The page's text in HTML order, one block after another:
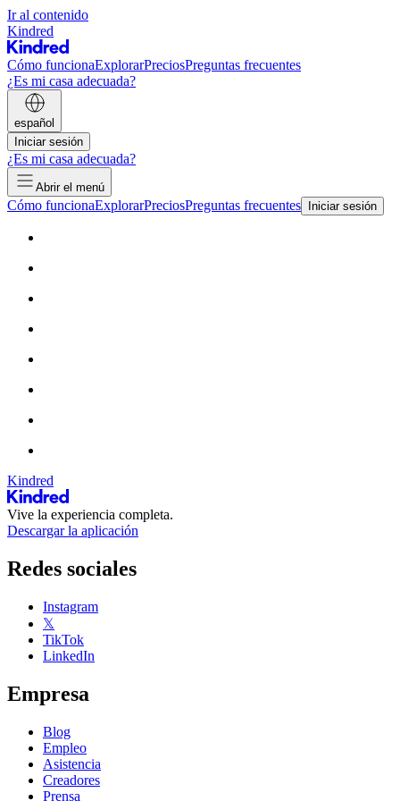
Ir al contenido
Kindred
Cómo funcionaExplorarPreciosPreguntas frecuentes
¿Es mi casa adecuada?
español
Iniciar sesión
¿Es mi casa adecuada?
Abrir el menú
Cómo funcionaExplorarPreciosPreguntas frecuentes Iniciar sesión
Kindred
Vive la experiencia completa.
Descargar la aplicación
Redes sociales
Instagram
𝕏
TikTok
LinkedIn
Empresa
Blog
Empleo
Asistencia
Creadores
Prensa